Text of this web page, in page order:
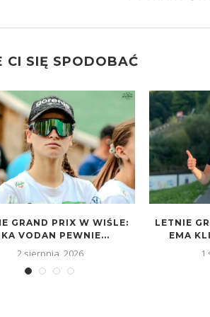
CI SIĘ SPODOBAĆ
GRAND PRIX W WIŚLE:
VODAN PEWNIE...
2 sierpnia, 2026
LETNIE
EMA
1